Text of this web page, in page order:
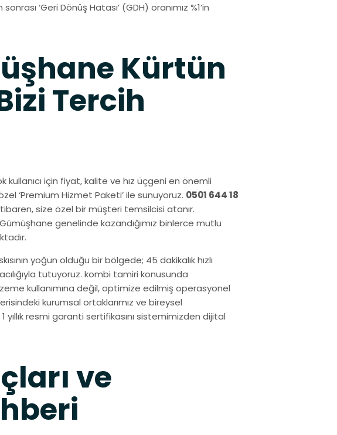
‘Geri Dönüş Hatası’ (GDH) oranımız %1’in
Kürtün
Tercih
kullanıcı için fiyat, kalite ve hız üçgeni en önemli
‘Premium Hizmet Paketi’ ile sunuyoruz. 0501 644 18
size özel bir müşteri temsilcisi atanır.
genelinde kazandığımız binlerce mutlu
yoğun olduğu bir bölgede; 45 dakikalık hızlı
tutuyoruz. kombi tamiri konusunda
kullanımına değil, optimize edilmiş operasyonel
kurumsal ortaklarımız ve bireysel
yıllık resmi garanti sertifikasını sistemimizden dijital
ve